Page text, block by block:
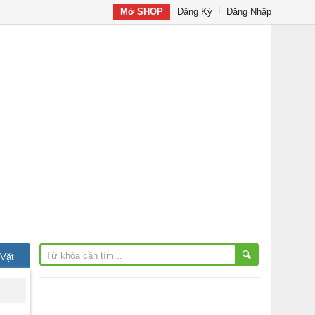
Mở SHOP Đăng Ký Đăng Nhập